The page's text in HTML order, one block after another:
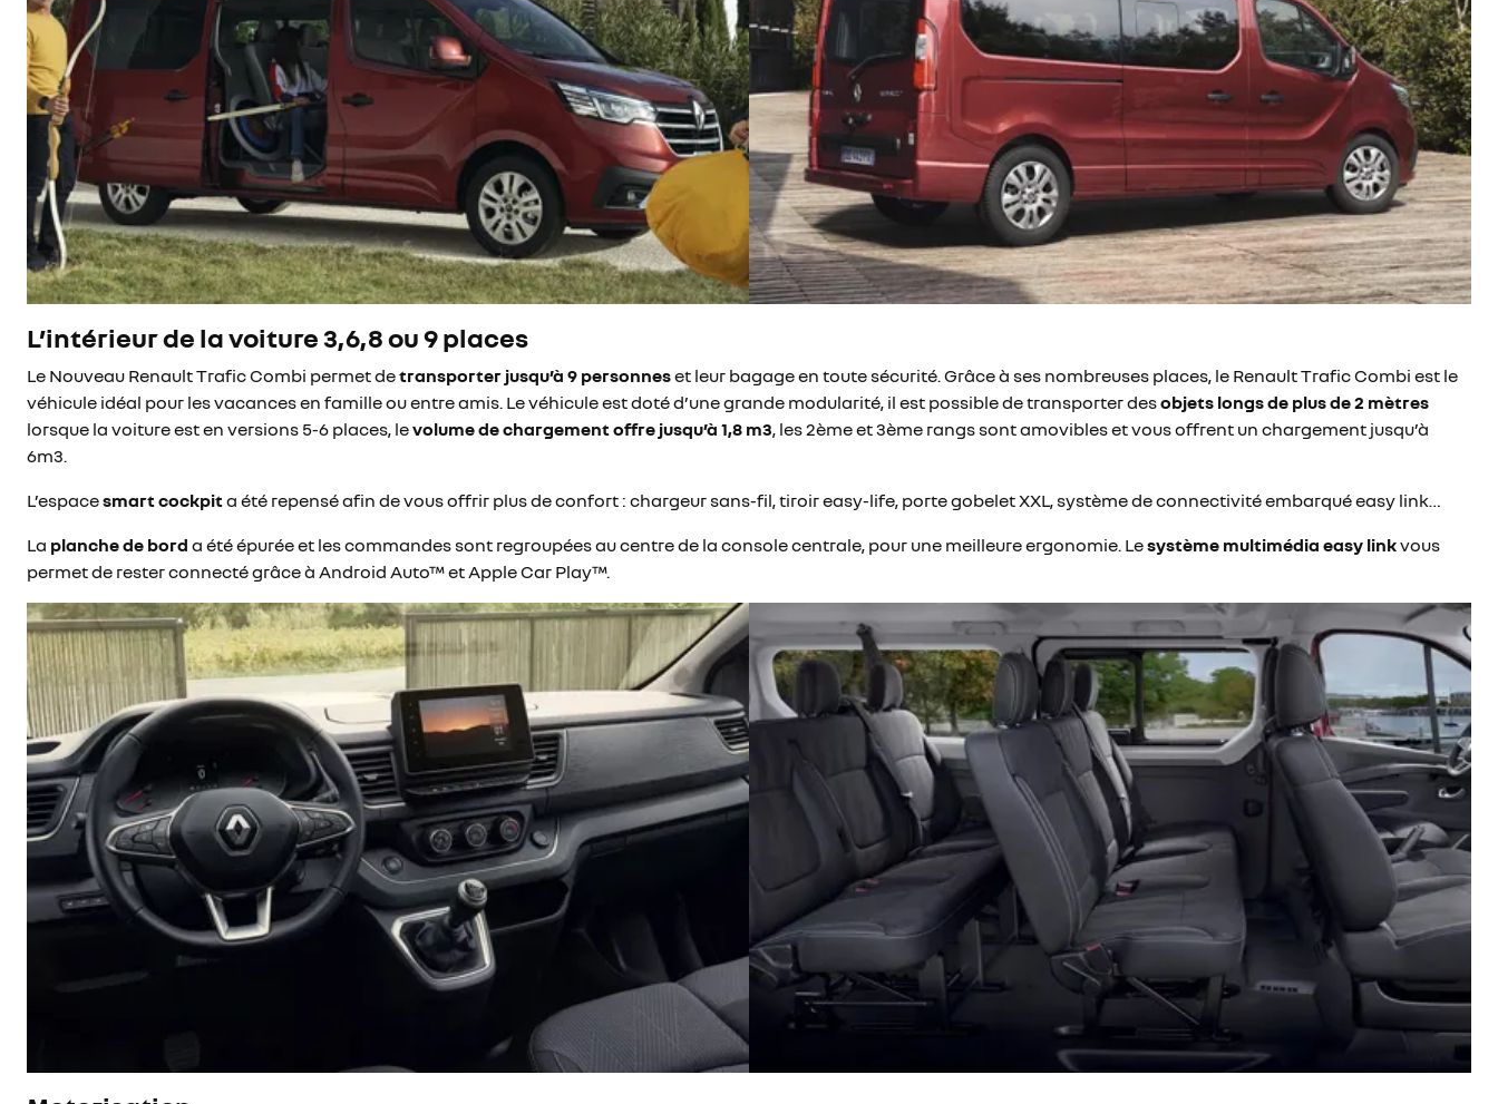
L’intérieur de la voiture 3,6,8 ou 9 places
Le Nouveau Renault Trafic Combi permet detransporter jusqu’à 9 personneset leur bagage en toute sécurité. Grâce à ses nombreuses places, le Renault Trafic Combi est le
véhicule idéal pour les vacances en famille ou entre amis. Le véhicule est doté d’une grande modularité, il est possible de transporter desobjets longs de plus de 2 mètres
lorsque la voiture est en versions 5-6 places, levolume de chargement offre jusqu’à 1,8 m3, les 2ème et 3ème rangs sont amovibles et vous offrent un chargement jusqu’à
6m3.
L’espacesmart cockpita été repensé afin de vous offrir plus de confort : chargeur sans-fil, tiroir easy-life, porte gobelet XXL, système de connectivité embarqué easy link…
La planche de bord a été épurée et les commandes sont regroupées au centre de la console centrale, pour une meilleure ergonomie. Lesystème multimédia easy linkvous
permet de rester connecté grâce à Android Auto™ et Apple Car Play™.